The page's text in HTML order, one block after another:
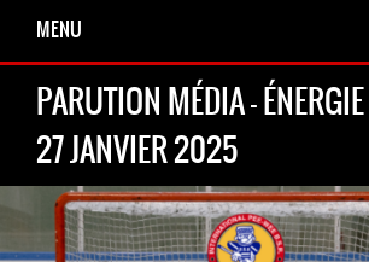
MENU
PARUTION MÉDIA -
27 JANVIER 2025